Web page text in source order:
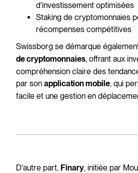
d'investissement optimisées
Staking de cryptomonnaies
récompenses compétitives
Swissborg se démarque
de cryptomonnaies, offrant aux
compréhension claire des
par son application mobile, qui
facile et une gestion en
D'autre part, Finary, initiée par